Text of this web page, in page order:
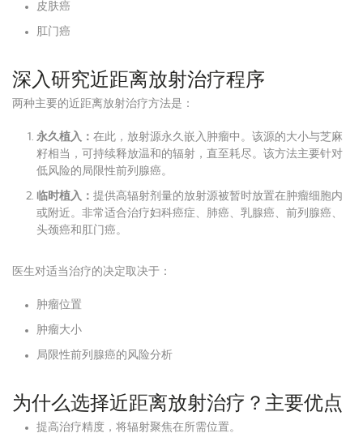
皮肤癌
肛门癌
深入研究近距离放射治疗程序
两种主要的近距离放射治疗方法是：
永久植入： 在此，放射源永久嵌入肿瘤中。该源的大小与芝麻
籽相当，可持续释放温和的辐射，直至耗尽。该方法主要针对
低风险的局限性前列腺癌。
临时植入： 提供高辐射剂量的放射源被暂时放置在肿瘤细胞内
或附近。非常适合治疗妇科癌症、肺癌、乳腺癌、前列腺癌、
头颈癌和肛门癌。
医生对适当治疗的决定取决于：
肿瘤位置
肿瘤大小
局限性前列腺癌的风险分析
为什么选择近距离放射治疗？主要优点
提高治疗精度，将辐射聚焦在所需位置。